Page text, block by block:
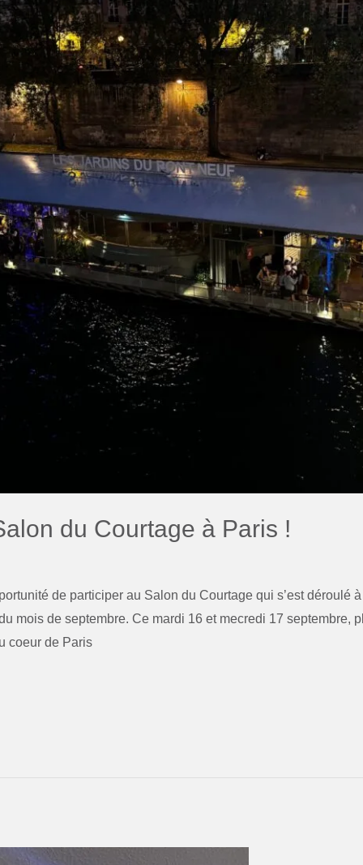
du Courtage à Paris !
de participer au Salon du Courtage qui s’est déroulé
mois de septembre. Ce mardi 16 et mecredi 17 septembre,
coeur de Paris